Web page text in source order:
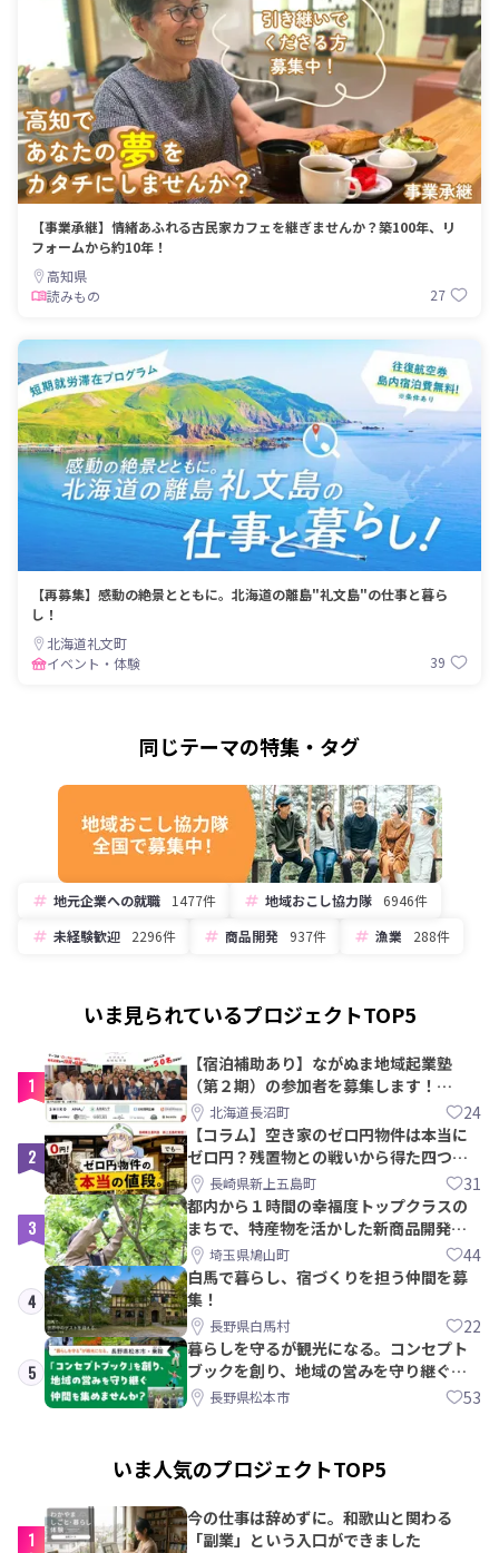
【事業承継】情緒あふれる古民家カフェを継ぎませんか？築100年、リ
フォームから約10年！
高知県
読みもの
27
【再募集】感動の絶景とともに。北海道の離島"礼文島"の仕事と暮ら
し！
北海道礼文町
イベント・体験
39
同じテーマの特集・タグ
地元企業への就職 1477件 地域おこし協力隊
6946件
未経験歓迎
2296件 商品開発 937件 漁業 288件
いま見られているプロジェクトTOP5
1
【宿泊補助あり】ながぬま地域起業塾
（第２期）の参加者を募集します！
【8/21〆】
北海道長沼町 24
2
【コラム】空き家のゼロ円物件は本当に
ゼロ円？残置物との戦いから得た四つの
教訓｜新上五島町
長崎県新上五島町 31
3
都内から１時間の幸福度トップクラスの
まちで、特産物を活かした新商品開発＆
PRメンバー募集！
埼玉県鳩山町 44
4
白馬で暮らし、宿づくりを担う仲間を募
集！
長野県白馬村 22
5
暮らしを守るが観光になる。コンセプト
ブックを創り、地域の営みを守り継ぐ仲
間を集めませんか？
長野県松本市 53
いま人気のプロジェクトTOP5
1
今の仕事は辞めずに。和歌山と関わる
「副業」という入口ができました